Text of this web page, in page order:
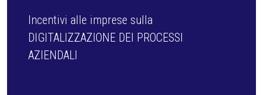
Aggiornamenti formazione obbligatoria
datori di lavoro - Accordo Stato Regioni
2025